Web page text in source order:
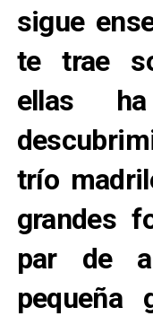
sigue
te trae
ellas
trío
grandes
par de
pequeña